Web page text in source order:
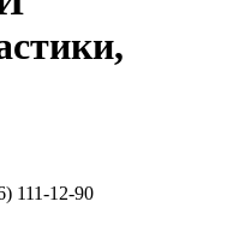
111-12-90